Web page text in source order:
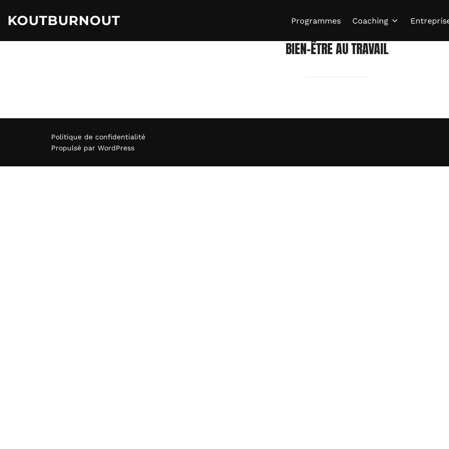
contenu
KOUTBURNOUT Programmes Coaching
BIEN-ÊTRE AU TRAVAIL
Politique de confidentialité
Propulsé par WordPress